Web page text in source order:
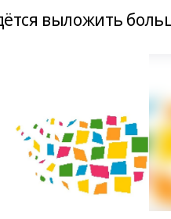
выложить